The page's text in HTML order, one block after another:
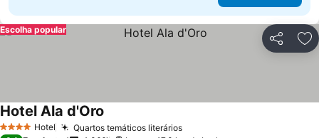
Partilhar
Escolha popular
4 EstrelasHotel Quartos temáticos literários
Hotel Ala d'Oro